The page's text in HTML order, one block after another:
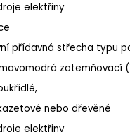
elektřiny
přídavná střecha typu
zatemňovací
nebo dřevěné
elektřiny